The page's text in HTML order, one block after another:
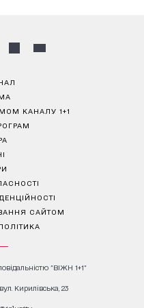
КАНАЛУ 1+1
САЙТОМ
"ВІЖН 1+1"
Кирилівська, 23